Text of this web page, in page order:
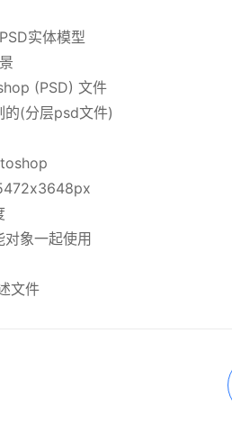
实体模型
(PSD) 文件
的(分层psd文件)
对象一起使用
文件